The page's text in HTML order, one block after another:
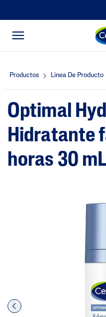
Productos Linea De Producto
Optimal
Hidratante
horas 30 mL
Pre